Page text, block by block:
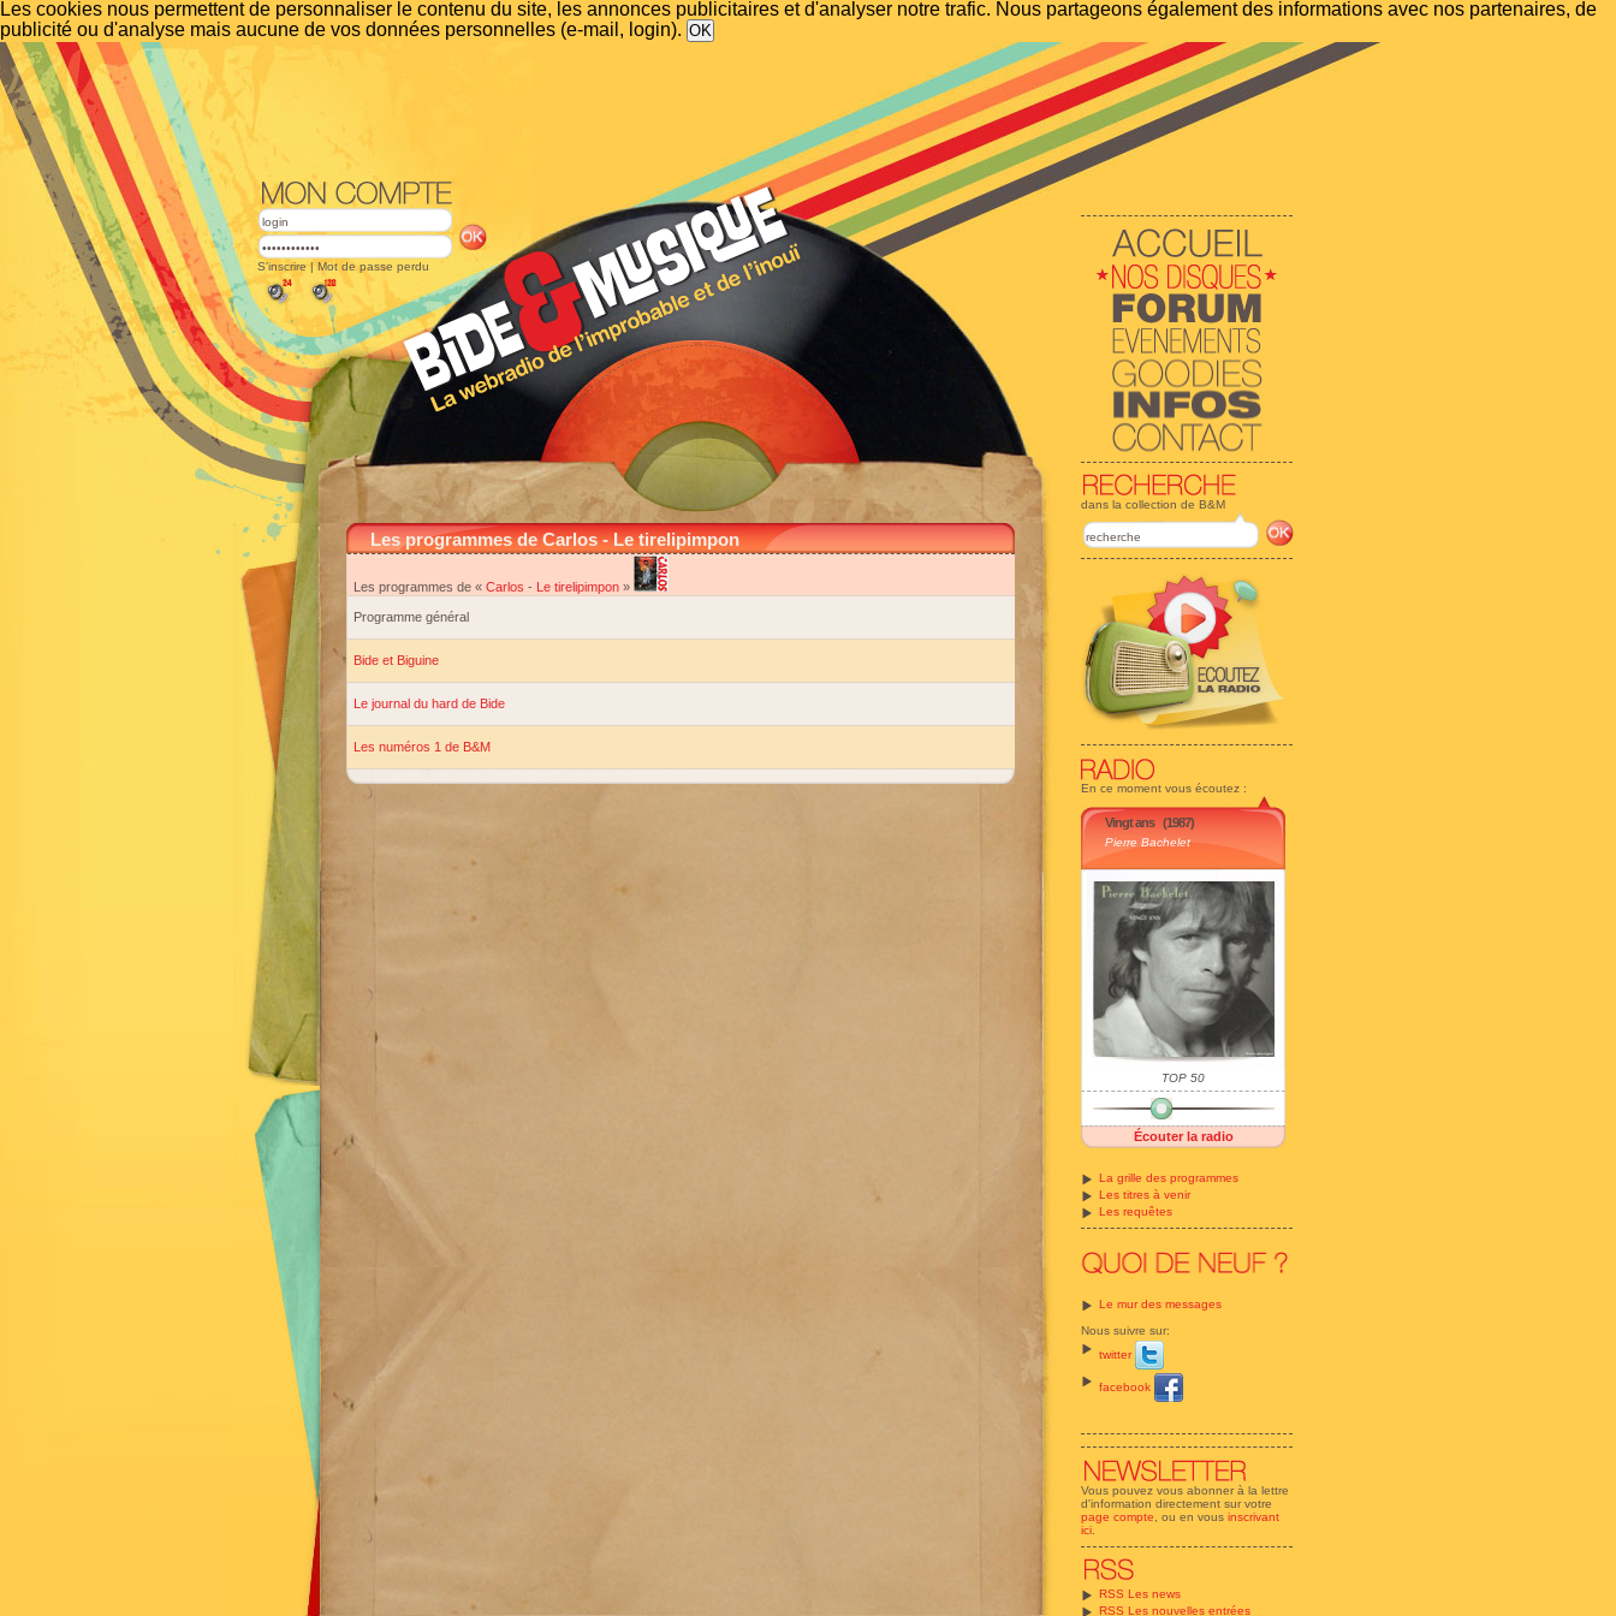
Les cookies nous permettent de personnaliser le contenu du site, les annonces publicitaires et d'analyser notre trafic. Nous partageons également des informations avec nos partenaires, de
publicité ou d'analyse mais aucune de vos données personnelles (e-mail, login).
dans la collection de B&M
En ce moment vous écoutez :
Vingt ans (1987)
Pierre Bachelet
TOP 50
Écouter la radio
La grille des programmes
Les titres à venir
Les requêtes
Le mur des messages
Nous suivre sur:
twitter
facebook
Vous pouvez vous abonner à la lettre
d'information directement sur votre
page compte , ou en vous inscrivant
ici
RSS Les news
RSS Les nouvelles entrées
S'inscrire | Mot de passe perdu
Les programmes de Carlos - Le tirelipimpon
Les programmes de « Carlos - Le tirelipimpon »
Programme général
Bide et Biguine
Le journal du hard de Bide
Les numéros 1 de B&M